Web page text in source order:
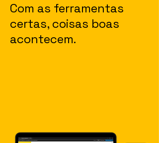
Com as ferramentas
certas, coisas boas
acontecem.